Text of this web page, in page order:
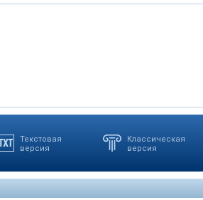
Текстовая
версия
Классическая
версия
месяц в результате терактов в Ираке
600 были ранены